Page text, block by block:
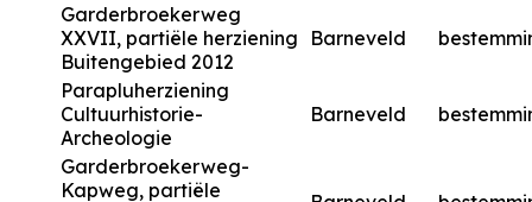
Garderbroekerweg
XXVII, partiële herziening
Buitengebied 2012
Barneveld
Parapluherziening
Cultuurhistorie-
Archeologie
Barneveld
Garderbroekerweg-
Kapweg, partiële